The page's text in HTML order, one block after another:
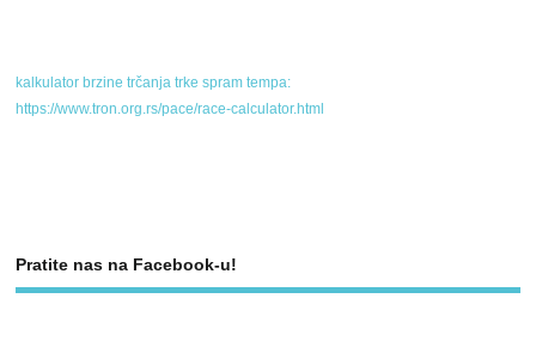
kalkulator brzine trčanja trke spram tempa:
https://www.tron.org.rs/pace/race-calculator.html
Pratite nas na Facebook-u!